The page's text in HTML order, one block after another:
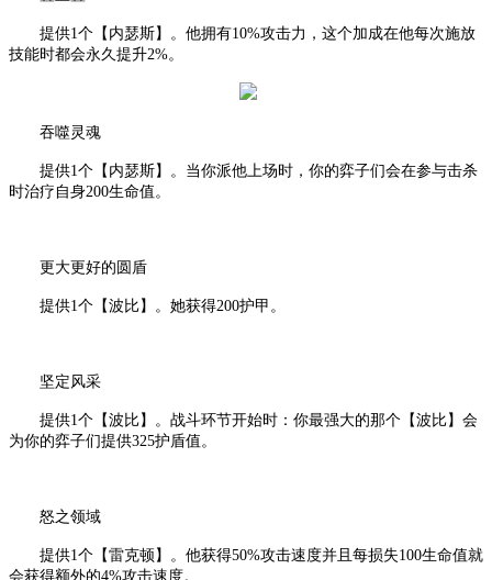
提供1个【内瑟斯】。他拥有10%攻击力，这个加成在他每次施放
技能时都会永久提升2%。
吞噬灵魂
提供1个【内瑟斯】。当你派他上场时，你的弈子们会在参与击杀
时治疗自身200生命值。
更大更好的圆盾
提供1个【波比】。她获得200护甲。
坚定风采
提供1个【波比】。战斗环节开始时：你最强大的那个【波比】会
为你的弈子们提供325护盾值。
怒之领域
提供1个【雷克顿】。他获得50%攻击速度并且每损失100生命值就
会获得额外的4%攻击速度。